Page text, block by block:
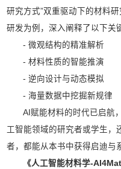
研究方式”双重驱动下的材料
研发为例，深入阐释了以下关
- 微观结构的精准解析
- 材料性质的智能推演
- 逆向设计与动态模拟
- 海量数据中挖掘新规律
AI赋能材料的时代已启航
工智能领域的研究者或学生，
者，都能从本书中获得启迪与
《人工智能材料学-